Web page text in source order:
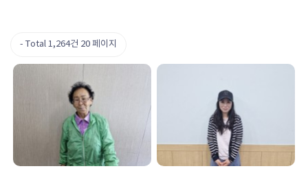
Total 1,264건 20 페이지